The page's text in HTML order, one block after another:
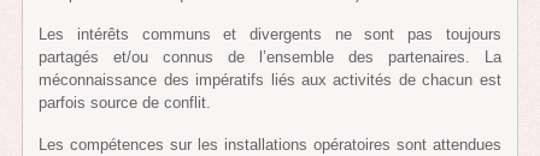
Les intérêts communs et divergents ne sont pas toujours
partagés et/ou connus de l’ensemble des partenaires. La
méconnaissance des impératifs liés aux activités de chacun est
parfois source de conflit.
Les compétences sur les installations opératoires sont attendues